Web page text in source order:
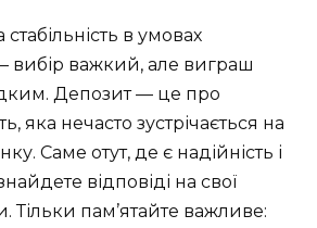
в умовах
вибір важкий, але виграш
Депозит — це про
яка нечасто зустрічається на
Саме отут, де є надійність і
відповіді на свої
Тільки пам’ятайте важливе: